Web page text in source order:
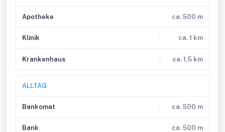
Apotheke ca. 500 m
Klinik ca. 1 km
Krankenhaus ca. 1,5 km
ALLTAG
Bankomat ca. 500 m
Bank ca. 500 m